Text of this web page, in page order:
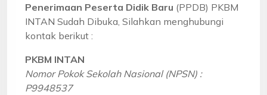
Penerimaan Peserta Didik Baru (PPDB) PKBM
INTAN Sudah Dibuka, Silahkan menghubungi
kontak berikut :
PKBM INTAN
Nomor Pokok Sekolah Nasional (NPSN) :
P9948537